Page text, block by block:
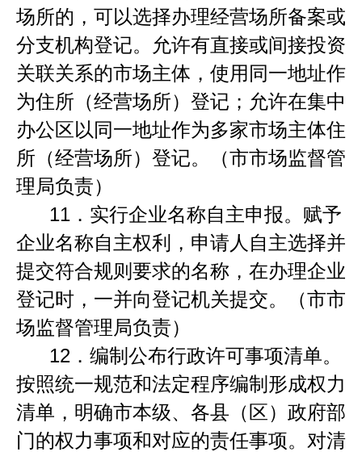
场所的，可以选择办理经营场所备案或
分支机构登记。允许有直接或间接投资
关联关系的市场主体，使用同一地址作
为住所（经营场所）登记；允许在集中
办公区以同一地址作为多家市场主体住
所（经营场所）登记。（市市场监督管
理局负责）
11． 实行企业名称自主申报。赋予
企业名称自主权利，申请人自主选择并
提交符合规则要求的名称，在办理企业
登记时，一并向登记机关提交。（市市
场监督管理局负责）
12． 编制公布行政许可事项清单。
按照统一规范和法定程序编制形成权力
清单，明确市本级、各县（区）政府部
门的权力事项和对应的责任事项。对清